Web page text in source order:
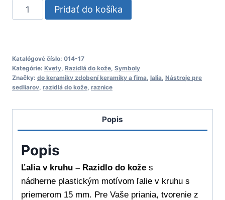
množstvo
014-
v
kruhu
-
kože
Pridať do košíka
Katalógové číslo: 014-17
Kategórie: Kvety, Razidlá do kože, Symboly
Značky: do keramiky zdobení keramiky a fima, lalia, Nástroje pre
sedliarov, razidlá do kože, raznice
Popis
Popis
Ľalia v kruhu – Razidlo do kože s
nádherne plastickým motívom ľalie v kruhu s
priemerom 15 mm. Pre Vaše priania, tvorenie z